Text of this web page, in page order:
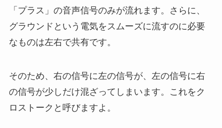
「プラス」の音声信号のみが流れます。さらに、
グラウンドという電気をスムーズに流すのに必要
なものは左右で共有です。
そのため、右の信号に左の信号が、左の信号に右
の信号が少しだけ混ざってしまいます。これを ク
ロストーク と呼びますよ。